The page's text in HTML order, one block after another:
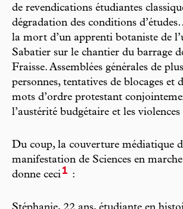
de revendications étudiantes
dégradation des conditions
la mort d’un apprenti botaniste de
Sabatier sur le chantier du barrage
Fraisse. Assemblées générales de
personnes, tentatives de blocages et
mots d’ordre protestant
l’austérité budgétaire et les
Du coup, la couverture médiatique
manifestation de Sciences en
donne ceci1 :